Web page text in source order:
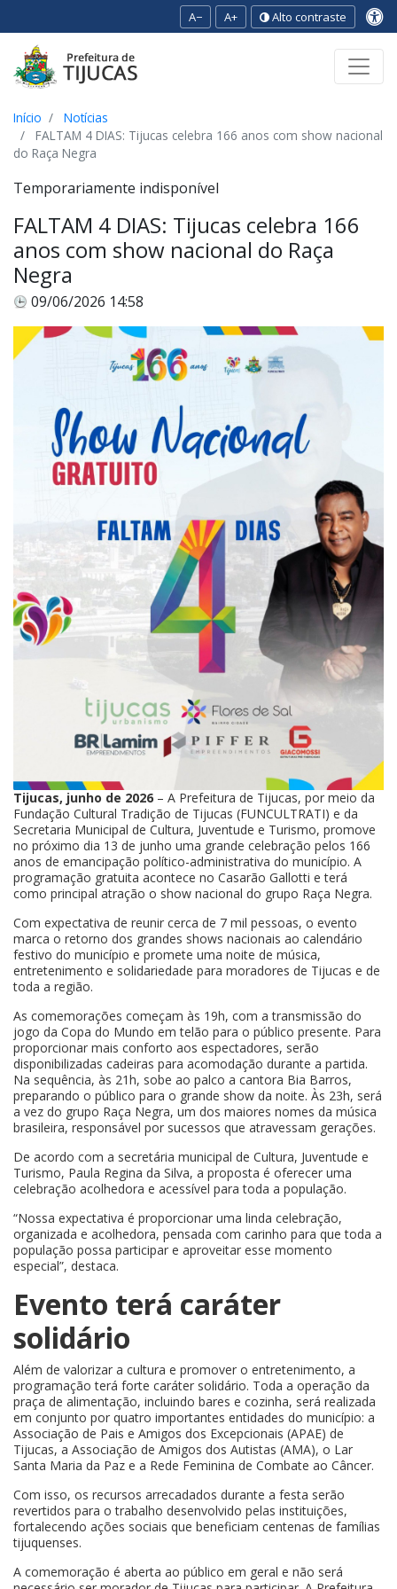
A− A+ Alto contraste
Início
Notícias
FALTAM 4 DIAS: Tijucas celebra 166 anos com show nacional
do Raça Negra
Temporariamente indisponível
FALTAM 4 DIAS: Tijucas celebra 166
anos com show nacional do Raça
Negra
09/06/2026 14:58
Tijucas, junho de 2026 – A Prefeitura de Tijucas, por meio da
Fundação Cultural Tradição de Tijucas (FUNCULTRATI) e da
Secretaria Municipal de Cultura, Juventude e Turismo, promove
no próximo dia 13 de junho uma grande celebração pelos 166
anos de emancipação político-administrativa do município. A
programação gratuita acontece no Casarão Gallotti e terá
como principal atração o show nacional do grupo Raça Negra.
Com expectativa de reunir cerca de 7 mil pessoas, o evento
marca o retorno dos grandes shows nacionais ao calendário
festivo do município e promete uma noite de música,
entretenimento e solidariedade para moradores de Tijucas e de
toda a região.
As comemorações começam às 19h, com a transmissão do
jogo da Copa do Mundo em telão para o público presente. Para
proporcionar mais conforto aos espectadores, serão
disponibilizadas cadeiras para acomodação durante a partida.
Na sequência, às 21h, sobe ao palco a cantora Bia Barros,
preparando o público para o grande show da noite. Às 23h, será
a vez do grupo Raça Negra, um dos maiores nomes da música
brasileira, responsável por sucessos que atravessam gerações.
De acordo com a secretária municipal de Cultura, Juventude e
Turismo, Paula Regina da Silva, a proposta é oferecer uma
celebração acolhedora e acessível para toda a população.
“Nossa expectativa é proporcionar uma linda celebração,
organizada e acolhedora, pensada com carinho para que toda a
população possa participar e aproveitar esse momento
especial”, destaca.
Evento terá caráter
solidário
Além de valorizar a cultura e promover o entretenimento, a
programação terá forte caráter solidário. Toda a operação da
praça de alimentação, incluindo bares e cozinha, será realizada
em conjunto por quatro importantes entidades do município: a
Associação de Pais e Amigos dos Excepcionais (APAE) de
Tijucas, a Associação de Amigos dos Autistas (AMA), o Lar
Santa Maria da Paz e a Rede Feminina de Combate ao Câncer.
Com isso, os recursos arrecadados durante a festa serão
revertidos para o trabalho desenvolvido pelas instituições,
fortalecendo ações sociais que beneficiam centenas de famílias
tijuquenses.
A comemoração é aberta ao público em geral e não será